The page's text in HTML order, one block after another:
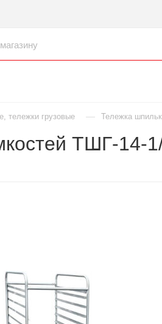
тележки грузовые — Тележка
ТШГ-14-